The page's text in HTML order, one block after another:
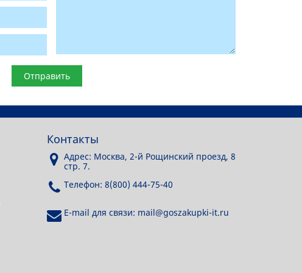
Контакты
Адрес: Москва, 2-й Рощинский проезд, 8
стр. 7.
Телефон: 8(800) 444-75-40
E-mail для связи: mail@goszakupki-it.ru